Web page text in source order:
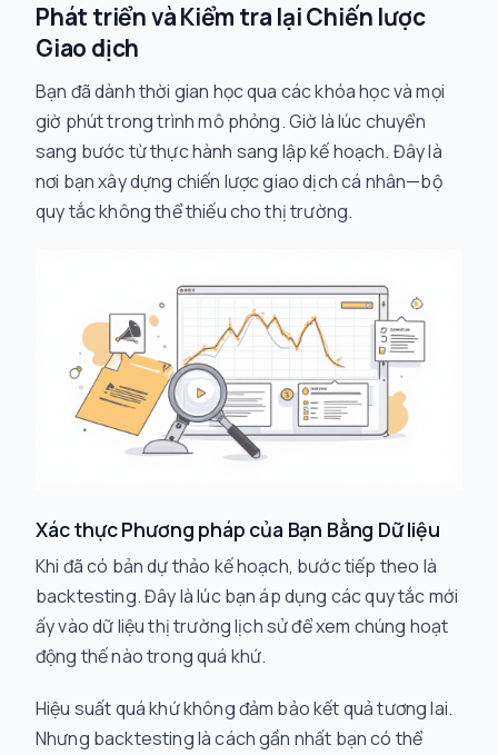
Phát triển và Kiểm tra lại Chiến lược
Giao dịch
Bạn đã dành thời gian học qua các khóa học và mọi
giờ phút trong trình mô phỏng. Giờ là lúc chuyển
sang bước từthực hành sang lập kế hoạch. Đây là
nơi bạn xây dựng chiến lược giao dịch cá nhân—bộ
quy tắc không thể thiếu cho thị trường.
Xác thực Phương pháp của Bạn Bằng Dữ liệu
Khi đã có bản dự thảo kế hoạch, bước tiếp theo là
backtesting. Đây là lúc bạn áp dụng các quy tắc mới
ấy vào dữ liệu thị trường lịch sử để xem chúng hoạt
động thế nào trong quá khứ.
Hiệu suất quá khứ không đảm bảo kết quả tương lai.
Nhưng backtesting là cách gần nhất bạn có thể